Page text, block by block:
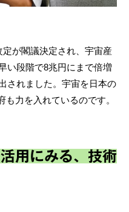
が閣議決定され、宇宙産
い段階で8兆円にまで倍増
されました。宇宙を日本の
力を入れているのです。
用にみる、技術